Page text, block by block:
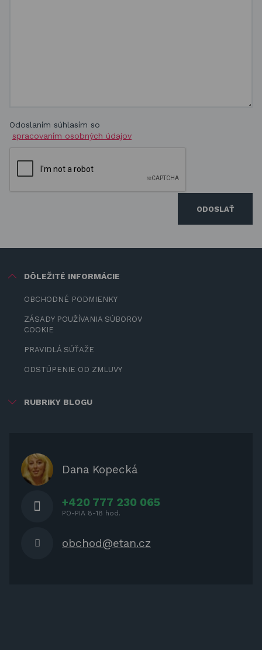
Odoslaním súhlasím so
spracovaním osobných údajov
ODOSLAŤ
DÔLEŽITÉ INFORMÁCIE
OBCHODNÉ PODMIENKY
ZÁSADY POUŽÍVANIA SÚBOROV
COOKIE
PRAVIDLÁ SÚŤAŽE
ODSTÚPENIE OD ZMLUVY
RUBRIKY BLOGU
OCHRANNÉ KRYTY PRE
ZÁHRADNÝ NÁBYTOK
Dana Kopecká
+420 777 230 065
PO-PIA 8-18 hod.
obchod@etan.cz